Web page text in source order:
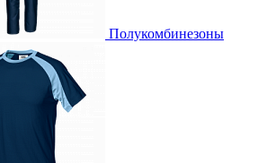
Полукомбинезоны